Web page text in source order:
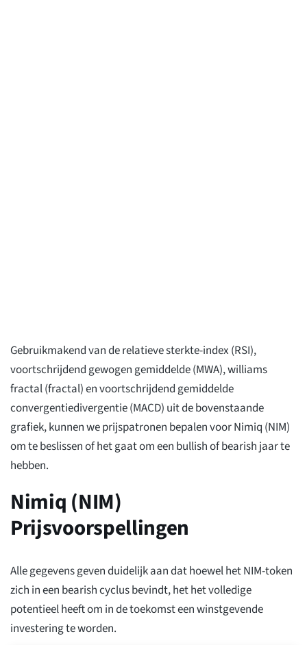
Gebruikmakend van de relatieve sterkte-index (RSI),
voortschrijdend gewogen gemiddelde (MWA), williams
fractal (fractal) en voortschrijdend gemiddelde
convergentiedivergentie (MACD) uit de bovenstaande
grafiek, kunnen we prijspatronen bepalen voor Nimiq (NIM)
om te beslissen of het gaat om een bullish of bearish jaar te
hebben.
Nimiq (NIM)
Prijsvoorspellingen
Alle gegevens geven duidelijk aan dat hoewel het NIM-token
zich in een bearish cyclus bevindt, het het volledige
potentieel heeft om in de toekomst een winstgevende
investering te worden.